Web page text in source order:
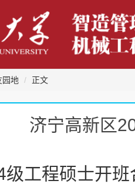
园地 正文
济宁高新区
工程硕士开班